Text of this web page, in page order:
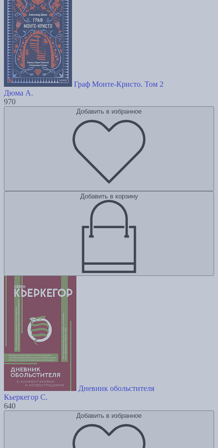
Граф Монте-Кристо. Том 2
Дюма А.
970
Добавить в избранное
Добавить в корзину
Дневник обольстителя
Кьеркегор С.
640
Добавить в избранное